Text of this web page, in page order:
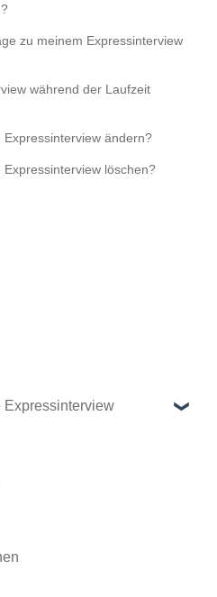
zu meinem Expressinterview
während der Laufzeit
ändern?
löschen?